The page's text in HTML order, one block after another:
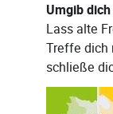
Umgib
Lass alte
Treffe dich
schließe